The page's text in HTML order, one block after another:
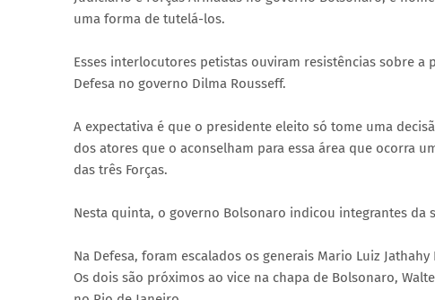
uma forma de tutelá-los.
Esses interlocutores petistas ouviram resistências sobre
Defesa no governo Dilma Rousseff.
A expectativa é que o presidente eleito só tome uma
dos atores que o aconselham para essa área que ocorra
das três Forças.
Nesta quinta, o governo Bolsonaro indicou integrantes da
Na Defesa, foram escalados os generais Mario Luiz Jathahy
Os dois são próximos ao vice na chapa de Bolsonaro,